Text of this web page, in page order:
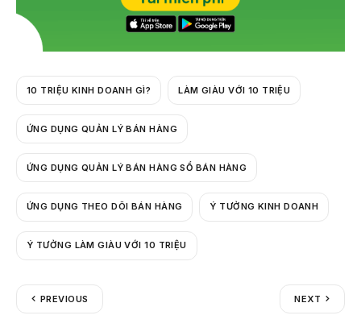
10 TRIỆU KINH DOANH GÌ? LÀM GIÀU VỚI 10 TRIỆU
ỨNG DỤNG QUẢN LÝ BÁN HÀNG
ỨNG DỤNG QUẢN LÝ BÁN HÀNG SỔ BÁN HÀNG
ỨNG DỤNG THEO DÕI BÁN HÀNG Ý TƯỞNG KINH DOANH
Ý TƯỞNG LÀM GIÀU VỚI 10 TRIỆU
PREVIOUS NEXT